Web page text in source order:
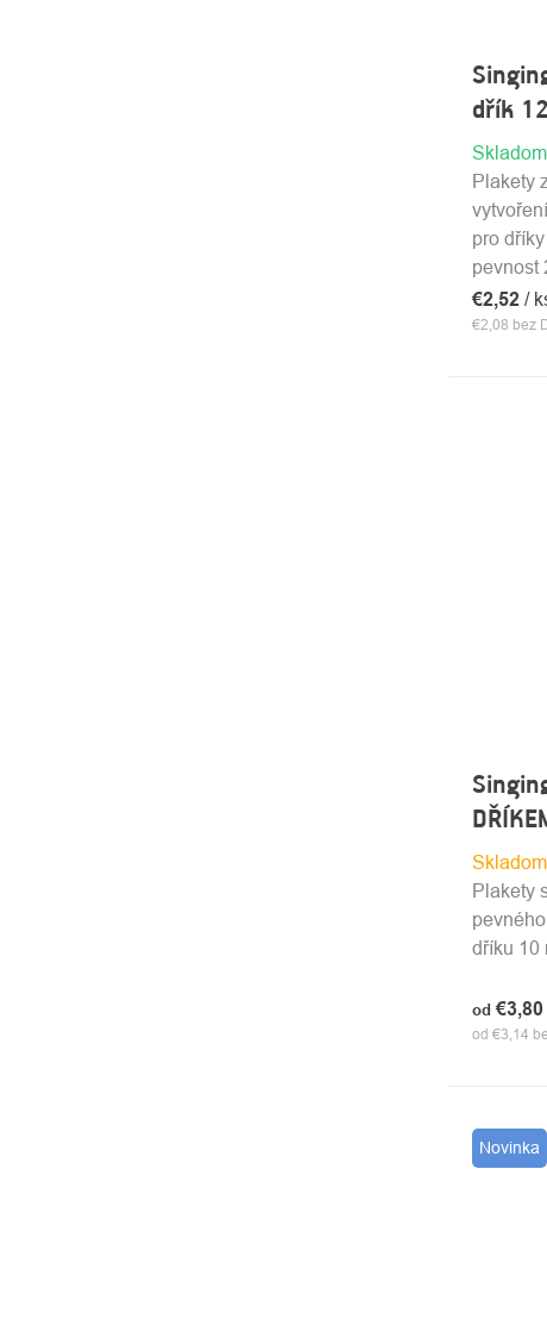
dřík
Skladom
€2,08 bez
€2,52 /
Plakety
pro
pevnost
od €3,14
od €3,80
Plakety
dříku 10
Novinka